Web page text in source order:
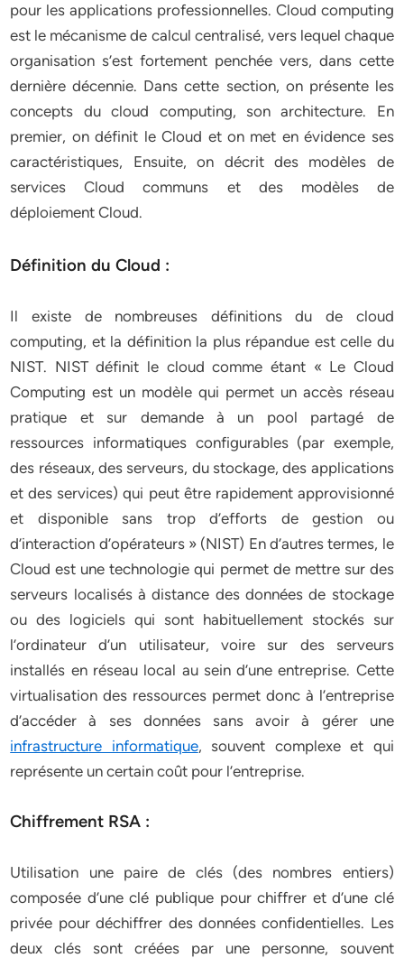
pour les applications professionnelles. Cloud computing
est le mécanisme de calcul centralisé, vers lequel chaque
organisation s’est fortement penchée vers, dans cette
dernière décennie. Dans cette section, on présente les
concepts du cloud computing, son architecture. En
premier, on définit le Cloud et on met en évidence ses
caractéristiques, Ensuite, on décrit des modèles de
services Cloud communs et des modèles de
déploiement Cloud.
Définition du Cloud :
Il existe de nombreuses définitions du de cloud
computing, et la définition la plus répandue est celle du
NIST. NIST définit le cloud comme étant « Le Cloud
Computing est un modèle qui permet un accès réseau
pratique et sur demande à un pool partagé de
ressources informatiques configurables (par exemple,
des réseaux, des serveurs, du stockage, des applications
et des services) qui peut être rapidement approvisionné
et disponible sans trop d’efforts de gestion ou
d’interaction d’opérateurs » (NIST) En d’autres termes, le
Cloud est une technologie qui permet de mettre sur des
serveurs localisés à distance des données de stockage
ou des logiciels qui sont habituellement stockés sur
l’ordinateur d’un utilisateur, voire sur des serveurs
installés en réseau local au sein d’une entreprise. Cette
virtualisation des ressources permet donc à l’entreprise
d’accéder à ses données sans avoir à gérer une
infrastructure informatique, souvent complexe et qui
représente un certain coût pour l’entreprise.
Chiffrement RSA :
Utilisation une paire de clés (des nombres entiers)
composée d’une clé publique pour chiffrer et d’une clé
privée pour déchiffrer des données confidentielles. Les
deux clés sont créées par une personne, souvent